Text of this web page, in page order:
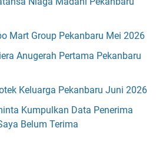
Mart Group Pekanbaru Mei 2026
Anugerah Pertama Pekanbaru
Keluarga Pekanbaru Juni 2026
Kumpulkan Data Penerima
Belum Terima